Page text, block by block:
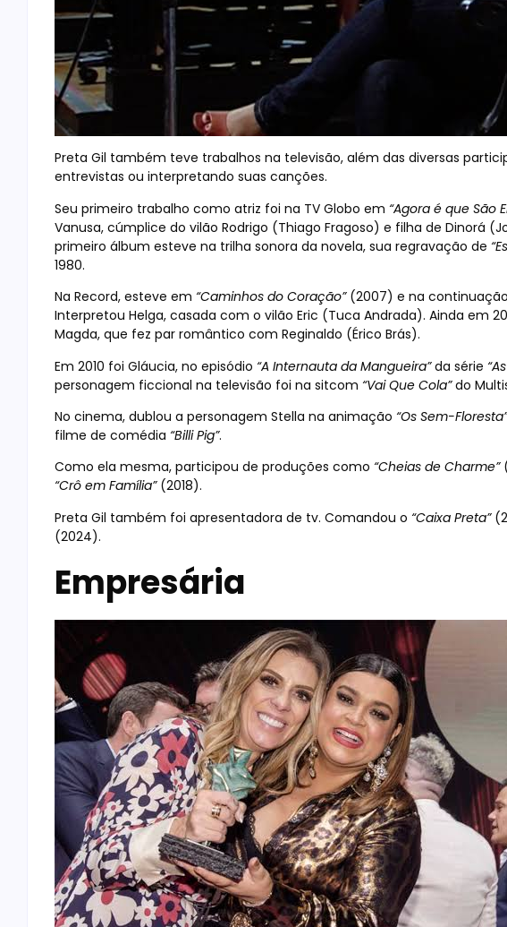
Preta Gil também teve trabalhos na televisão, além das diversas
entrevistas ou interpretando suas canções.
Seu primeiro trabalho como atriz foi na TV Globo em “Agora é que São
Vanusa, cúmplice do vilão Rodrigo (Thiago Fragoso) e filha de Dinorá
primeiro álbum esteve na trilha sonora da novela, sua regravação de
1980.
Na Record, esteve em “Caminhos do Coração”(2007) e na
Interpretou Helga, casada com o vilão Eric (Tuca Andrada). Ainda em
Magda, que fez par romântico com Reginaldo (Érico Brás).
Em 2010 foi Gláucia, no episódio “A Internauta da Mangueira”da série
personagem ficcional na televisão foi na sitcom “Vai Que Cola”do
No cinema, dublou a personagem Stella na animação “Os Sem-
filme de comédia “Billi Pig”.
Como ela mesma, participou de produções como “Cheias de Charme”
“Crô em Família” (2018).
Preta Gil também foi apresentadora de tv. Comandou o “Caixa Preta”
(2024).
Empresária